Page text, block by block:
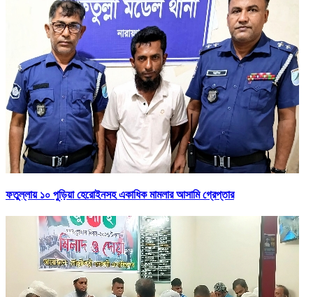
ফতুল্লায় ১০ পুড়িয়া হেরোইনসহ একাধিক মামলার আসামি গ্রেপ্তার